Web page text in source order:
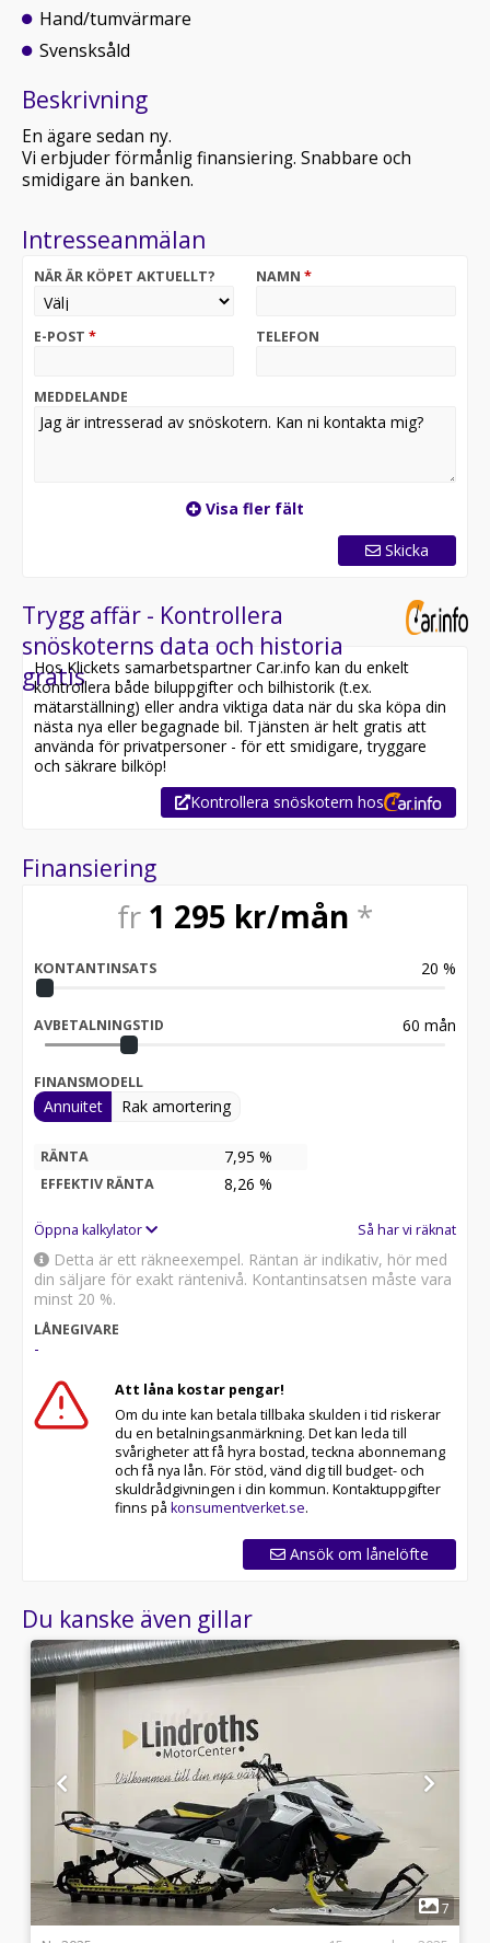
Hand/tumvärmare
Svensksåld
Beskrivning
En ägare sedan ny.
Vi erbjuder förmånlig finansiering. Snabbare och
smidigare än banken.
Intresseanmälan
NÄR ÄR KÖPET AKTUELLT? NAMN *
E-POST * TELEFON
MEDDELANDE
Visa fler fält
Skicka
Trygg affär - Kontrollera
snöskoterns data och historia
gratis
Hos Klickets samarbetspartner Car.info kan du enkelt
kontrollera både biluppgifter och bilhistorik (t.ex.
mätarställning) eller andra viktiga data när du ska köpa din
nästa nya eller begagnade bil. Tjänsten är helt gratis att
använda för privatpersoner - för ett smidigare, tryggare
och säkrare bilköp!
Kontrollera snöskotern hos
Finansiering
fr 1 295 kr/mån *
KONTANTINSATS 20 %
AVBETALNINGSTID 60 mån
FINANSMODELL
Annuitet Rak amortering
RÄNTA 7,95 %
EFFEKTIV RÄNTA 8,26 %
Öppna kalkylator Så har vi räknat
Detta är ett räkneexempel. Räntan är indikativ, hör med
din säljare för exakt räntenivå. Kontantinsatsen måste vara
minst 20 %.
LÅNEGIVARE
-
Att låna kostar pengar!
Om du inte kan betala tillbaka skulden i tid riskerar
du en betalningsanmärkning. Det kan leda till
svårigheter att få hyra bostad, teckna abonnemang
och få nya lån. För stöd, vänd dig till budget- och
skuldrådgivningen i din kommun. Kontaktuppgifter
finns på konsumentverket.se.
Ansök om lånelöfte
Du kanske även gillar
1
7